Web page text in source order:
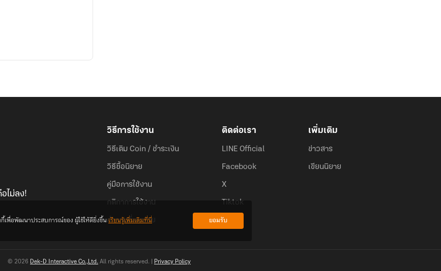
ไม่ลง!
วิธีการใช้งาน
วิธีเติม Coin / ชำระเงิน
วิธีซื้อนิยาย
คู่มือการใช้งาน
กติกาการใช้งาน
คำถามที่พบบ่อย
ติดต่อเรา
LINE Official
Facebook
X
Tiktok
เพิ่มเติม
ข่าวสาร
เขียนนิยาย
© 2026 Dek-D Interactive Co.,Ltd. All rights reserved. | Privacy Policy
เพื่อพัฒนาประสบการณ์ของ ผู้ใช้ให้ดียิ่งขึ้นเรียนรู้เพิ่มเติมที่นี่ ยอมรับ